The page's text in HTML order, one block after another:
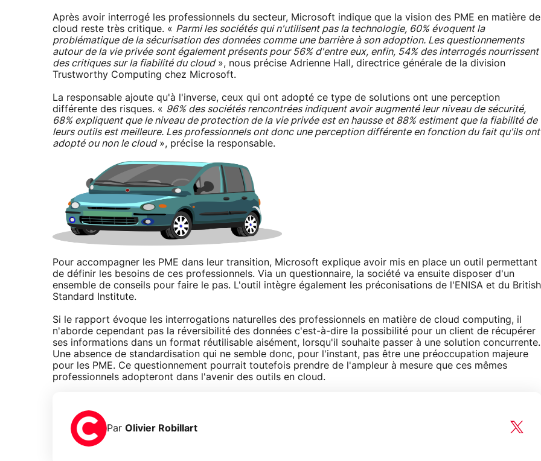
Après avoir interrogé les professionnels du secteur, Microsoft indique que la vision des PME en matière de
cloud reste très critique. « Parmi les sociétés qui n'utilisent pas la technologie, 60% évoquent la
problématique de la sécurisation des données comme une barrière à son adoption. Les questionnements
autour de la vie privée sont également présents pour 56% d'entre eux, enfin, 54% des interrogés nourrissent
des critiques sur la fiabilité du cloud», nous précise Adrienne Hall, directrice générale de la division
Trustworthy Computing chez Microsoft.
La responsable ajoute qu'à l'inverse, ceux qui ont adopté ce type de solutions ont une perception
différente des risques. « 96% des sociétés rencontrées indiquent avoir augmenté leur niveau de sécurité,
68% expliquent que le niveau de protection de la vie privée est en hausse et 88% estiment que la fiabilité de
leurs outils est meilleure. Les professionnels ont donc une perception différente en fonction du fait qu'ils ont
adopté ou non le cloud», précise la responsable.
Pour accompagner les PME dans leur transition, Microsoft explique avoir mis en place un outil permettant
de définir les besoins de ces professionnels. Via un questionnaire, la société va ensuite disposer d'un
ensemble de conseils pour faire le pas. L'outil intègre également les préconisations de l'ENISA et du British
Standard Institute.
Si le rapport évoque les interrogations naturelles des professionnels en matière de cloud computing, il
n'aborde cependant pas la réversibilité des données c'est-à-dire la possibilité pour un client de récupérer
ses informations dans un format réutilisable aisément, lorsqu'il souhaite passer à une solution concurrente.
Une absence de standardisation qui ne semble donc, pour l'instant, pas être une préoccupation majeure
pour les PME. Ce questionnement pourrait toutefois prendre de l'ampleur à mesure que ces mêmes
professionnels adopteront dans l'avenir des outils en cloud.
Par Olivier Robillart